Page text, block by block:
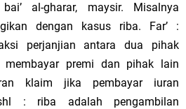
al-gharar, maysir. Misalnya
dengan kasus riba. Far’ :
perjanjian antara dua pihak
premi dan pihak lain
klaim jika pembayar iuran
: riba adalah pengambilan